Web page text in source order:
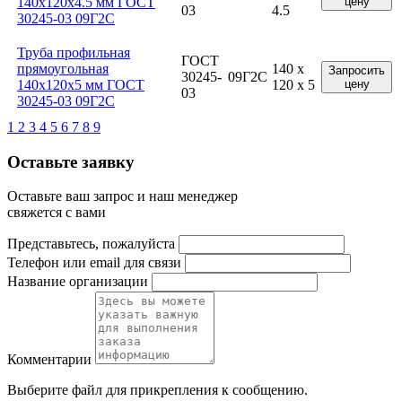
30245-03 09Г2С
03
4.5
Труба профильная
прямоугольная
140x120x5 мм ГОСТ
30245-03 09Г2С
ГОСТ
30245-
03
09Г2С
140 x
120 x 5
Запросить
цену
1 2 3 4 5 6 7 8 9
Оставьте заявку
Оставьте ваш запрос и наш менеджер
свяжется с вами
Представьтесь, пожалуйста
Телефон или email для связи
Название организации
Комментарии
Выберите файл для прикрепления к сообщению.